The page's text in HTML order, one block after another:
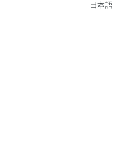
日本語